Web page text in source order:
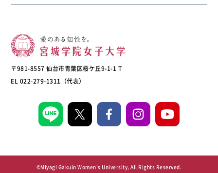
〒981-8557 仙台市青葉区桜ケ丘9-1-1 T
EL 022-279-1311（代表）
©Miyagi Gakuin Women's University, All Rights Reserved.